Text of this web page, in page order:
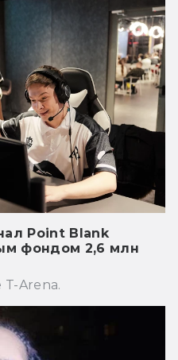
Point Blank
фондом 2,6 млн
Arena.